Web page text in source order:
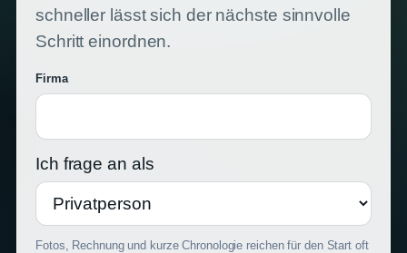
schneller lässt sich der nächste sinnvolle
Schritt einordnen.
Firma
Ich frage an als
Fotos, Rechnung und kurze Chronologie reichen für den Start oft